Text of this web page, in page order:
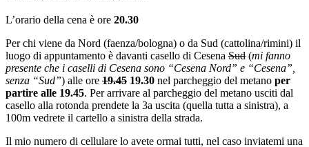
L’orario della cena è ore 20.30
Per chi viene da Nord (faenza/bologna) o da Sud (cattolina/rimini) il
luogo di appuntamento è davanti casello di Cesena Sud (mi fanno
presente che i caselli di Cesena sono “Cesena Nord” e “Cesena”,
senza “Sud”) alle ore 19.45 19.30 nel parcheggio del metano per
partire alle 19.45. Per arrivare al parcheggio del metano usciti dal
casello alla rotonda prendete la 3a uscita (quella tutta a sinistra), a
100m vedrete il cartello a sinistra della strada.
Il mio numero di cellulare lo avete ormai tutti, nel caso inviatemi una